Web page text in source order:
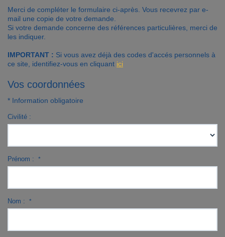
Contact
Accès clients
Merci de compléter le formulaire ci-après. Vous recevrez par e-
mail une copie de votre demande.
Si votre demande concerne des références particulières, merci de
les indiquer.
IMPORTANT : Si vous avez déjà des codes d'accés personnels à
ce site, identifiez-vous en cliquant ici
Vos coordonnées
* Information obligatoire
Civilité :
Prénom : *
Nom : *